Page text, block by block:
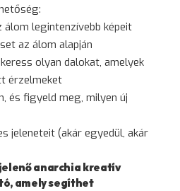
álom legintenzívebb képeit
az álom alapján
olyan dalokat, amelyek
érzelmeket
és figyeld meg, milyen új
jeleneteit (akár egyedül, akár
anarchia kreatív
amely segíthet